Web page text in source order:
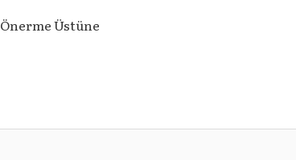
Önerme Üstüne